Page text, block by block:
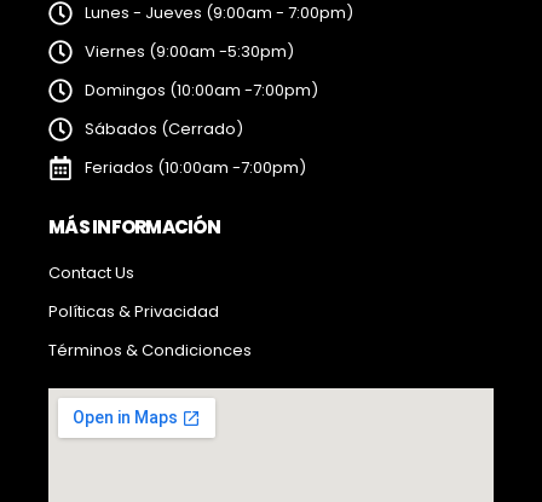
Lunes - Jueves (9:00am - 7:00pm)
Viernes (9:00am -5:30pm)
Domingos (10:00am -7:00pm)
Sábados (Cerrado)
Feriados (10:00am -7:00pm)
MÁS INFORMACIÓN
Contact Us
Políticas & Privacidad
Términos & Condicionces